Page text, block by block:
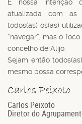
É nossa intenção
atualizada com as
todos(as) os(as)
“navegar”, mas o
concelho de Alijó.
Sejam então
mesmo possa
Carlos Peixoto
Diretor do